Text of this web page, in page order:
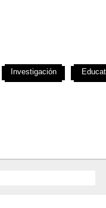
Investigación